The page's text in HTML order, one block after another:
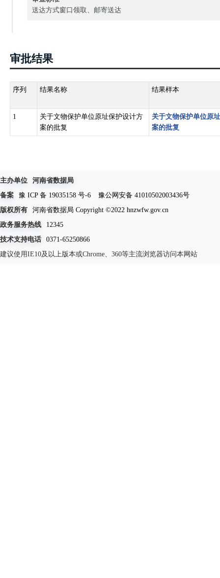
送达方式窗口领取、邮寄送达
审批结果
序列 结果名称 结果样本
1
关于文物保护单位原址保护设计方
案的批复
关于文物保护单位原
案的批复
主办单位
河南省数据局
备案
豫 ICP 备 19035158 号-6
豫公网安备 41010502003436号
版权所有
河南省数据局 Copyright ©2022 hnzwfw.gov.cn
政务服务热线
12345
技术支持电话
0371-65250866
建议使用IE10及以上版本或Chrome、360等主流浏览器访问本网站